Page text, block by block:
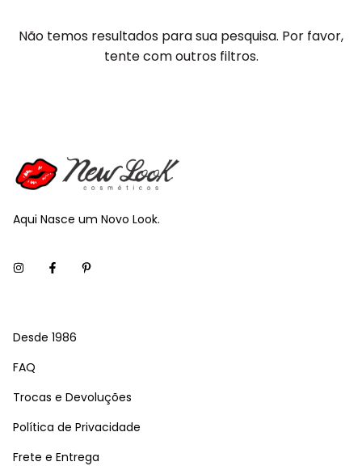
Não temos resultados para sua pesquisa. Por favor,
tente com outros filtros.
Aqui Nasce um Novo Look.
Desde 1986
FAQ
Trocas e Devoluções
Política de Privacidade
Frete e Entrega